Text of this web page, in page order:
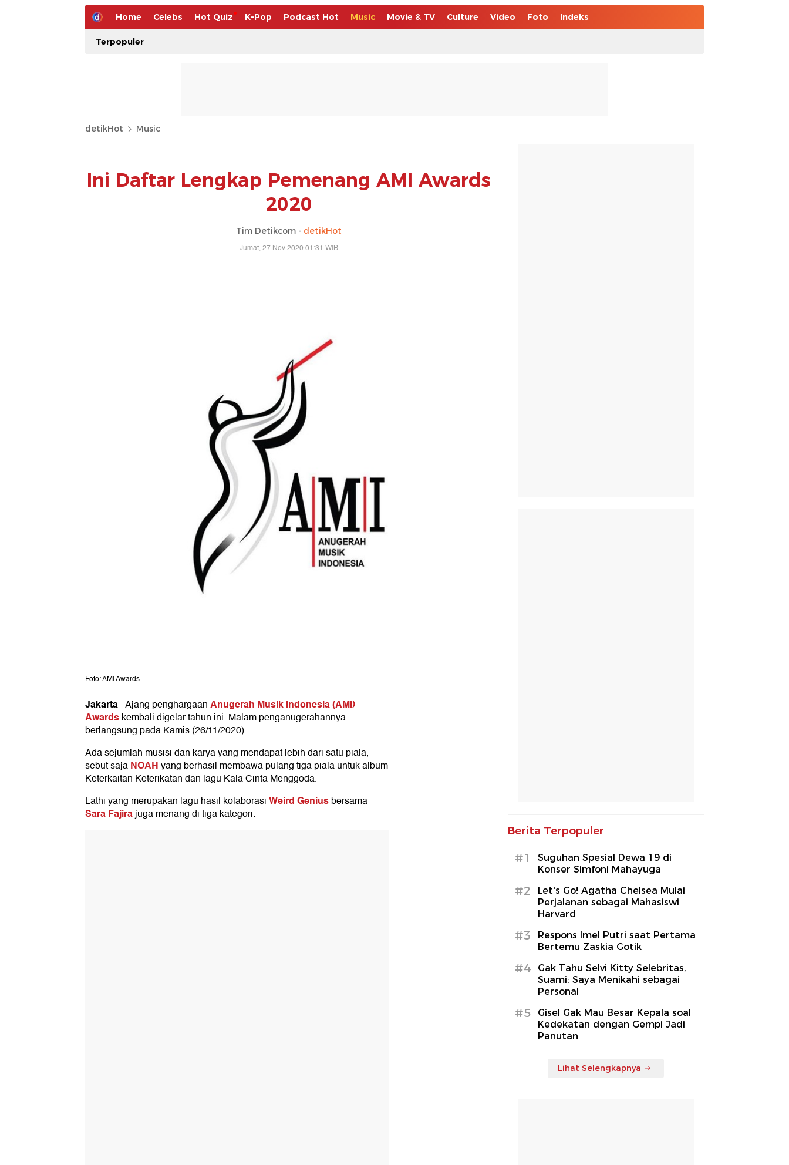
Home Celebs Hot Quiz K-Pop Podcast Hot Music Movie & TV Culture Video Foto Indeks
Terpopuler
detikHot Music
Ini Daftar Lengkap Pemenang AMI Awards
2020
Tim Detikcom - detikHot
Jumat, 27 Nov 2020 01:31 WIB
Foto: AMI Awards
Jakarta-Ajang penghargaanAnugerah Musik Indonesia (AMI)
Awardskembali digelar tahun ini. Malam penganugerahannya
berlangsung pada Kamis (26/11/2020).
Ada sejumlah musisi dan karya yang mendapat lebih dari satu piala,
sebut sajaNOAHyang berhasil membawa pulang tiga piala untuk album
Keterkaitan Keterikatan dan lagu Kala Cinta Menggoda.
Lathi yang merupakan lagu hasil kolaborasiWeird Geniusbersama
Sara Fajirajuga menang di tiga kategori.
Berita Terpopuler
#1
Suguhan Spesial Dewa 19 di
Konser Simfoni Mahayuga
#2
Let's Go! Agatha Chelsea Mulai
Perjalanan sebagai Mahasiswi
Harvard
#3
Respons Imel Putri saat Pertama
Bertemu Zaskia Gotik
#4
Gak Tahu Selvi Kitty Selebritas,
Suami: Saya Menikahi sebagai
Personal
#5
Gisel Gak Mau Besar Kepala soal
Kedekatan dengan Gempi Jadi
Panutan
Lihat Selengkapnya